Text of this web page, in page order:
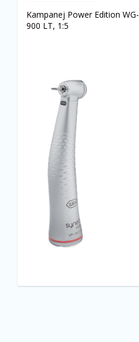
Kampanej Power Edition WG-
900 LT, 1:5